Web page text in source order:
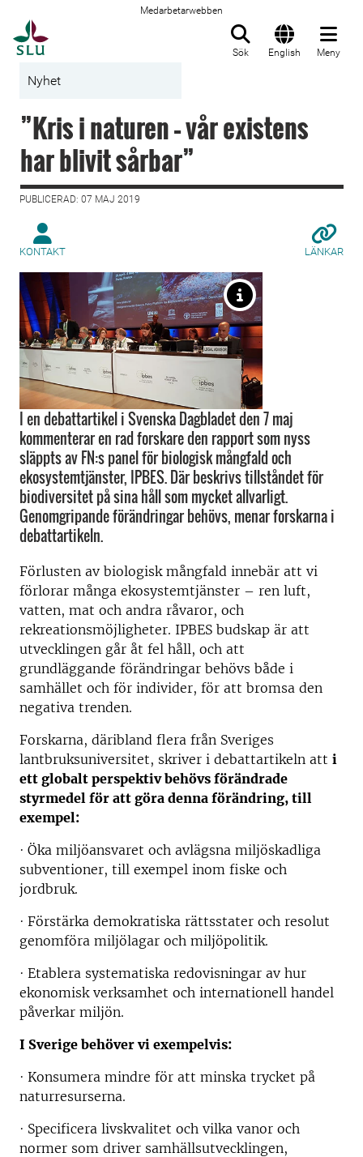
Medarbetarwebben
Sök English Meny
Nyhet
”Kris i naturen – vår existens
har blivit sårbar”
PUBLICERAD: 07 MAJ 2019
KONTAKT LÄNKAR
I en debattartikel i Svenska Dagbladet den 7 maj
kommenterar en rad forskare den rapport som nyss
släppts av FN:s panel för biologisk mångfald och
ekosystemtjänster, IPBES. Där beskrivs tillståndet för
biodiversitet på sina håll som mycket allvarligt.
Genomgripande förändringar behövs, menar forskarna i
debattartikeln.
Förlusten av biologisk mångfald innebär att vi
förlorar många ekosystemtjänster – ren luft,
vatten, mat och andra råvaror, och
rekreationsmöjligheter. IPBES budskap är att
utvecklingen går åt fel håll, och att
grundläggande förändringar behövs både i
samhället och för individer, för att bromsa den
negativa trenden.
Forskarna, däribland flera från Sveriges
lantbruksuniversitet, skriver i debattartikeln att i
ett globalt perspektiv behövs förändrade
styrmedel för att göra denna förändring, till
exempel:
· Öka miljöansvaret och avlägsna miljöskadliga
subventioner, till exempel inom fiske och
jordbruk.
· Förstärka demokratiska rättsstater och resolut
genomföra miljölagar och miljöpolitik.
· Etablera systematiska redovisningar av hur
ekonomisk verksamhet och internationell handel
påverkar miljön.
I Sverige behöver vi exempelvis:
· Konsumera mindre för att minska trycket på
naturresurserna.
· Specificera livskvalitet och vilka vanor och
normer som driver samhällsutvecklingen,